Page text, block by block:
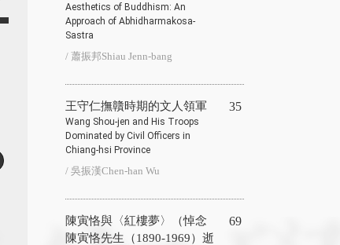
Aesthetics of Buddhism: An
Approach of Abhidharmakosa-
Sastra
/ 蕭振邦Shiau Jenn-bang
王守仁撫贛時期的文人領軍
Wang Shou-jen and His Troops
Dominated by Civil Officers in
Chiang-hsi Province
/ 吳振漢Chen-han Wu
35
陳寅恪與〈紅樓夢〉（悼念
陳寅恪先生（1890-1969）逝
69